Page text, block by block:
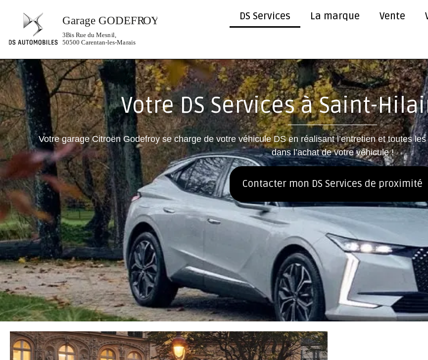
DS Services La marque Vente
Votre DS Services à Saint-
Votre garage Citroën Godefroy se charge de votre véhicule DS en réalisant l’entretien et toutes
dans l’achat de votre véhicule !
Contacter mon DS Services de proximité